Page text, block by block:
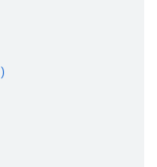
)